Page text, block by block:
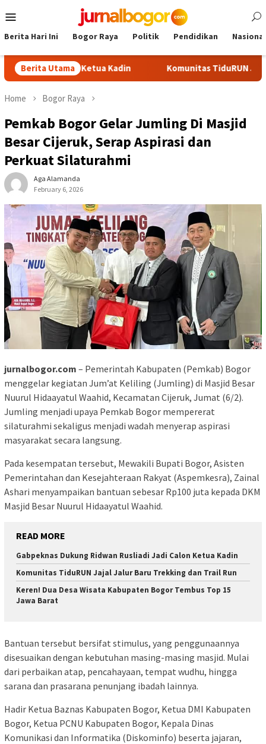
to
Menu
Berita Hari Ini Bogor Raya Politik Pendidikan Nasional
Berita Utama
Calon Ketua Kadin Komunitas TiduRUN Jajal Jalur
Home Bogor Raya
Pemkab Bogor Gelar Jumling Di Masjid
Besar Cijeruk, Serap Aspirasi dan
Perkuat Silaturahmi
Aga Alamanda
February 6, 2026
jurnalbogor.com – Pemerintah Kabupaten (Pemkab) Bogor
menggelar kegiatan Jum’at Keliling (Jumling) di Masjid Besar
Nuurul Hidaayatul Waahid, Kecamatan Cijeruk, Jumat (6/2).
Jumling menjadi upaya Pemkab Bogor mempererat
silaturahmi sekaligus menjadi wadah menyerap aspirasi
masyarakat secara langsung.
Pada kesempatan tersebut, Mewakili Bupati Bogor, Asisten
Pemerintahan dan Kesejahteraan Rakyat (Aspemkesra), Zainal
Ashari menyampaikan bantuan sebesar Rp100 juta kepada DKM
Masjid Besar Nuurul Hidaayatul Waahid.
READ MORE
Gabpeknas Dukung Ridwan Rusliadi Jadi Calon Ketua Kadin
Komunitas TiduRUN Jajal Jalur Baru Trekking dan Trail Run
Keren! Dua Desa Wisata Kabupaten Bogor Tembus Top 15
Jawa Barat
Bantuan tersebut bersifat stimulus, yang penggunaannya
disesuaikan dengan kebutuhan masing-masing masjid. Mulai
dari perbaikan atap, pencahayaan, tempat wudhu, hingga
sarana dan prasarana penunjang ibadah lainnya.
Hadir Ketua Baznas Kabupaten Bogor, Ketua DMI Kabupaten
Bogor, Ketua PCNU Kabupaten Bogor, Kepala Dinas
Komunikasi dan Informatika (Diskominfo) beserta jajaran,